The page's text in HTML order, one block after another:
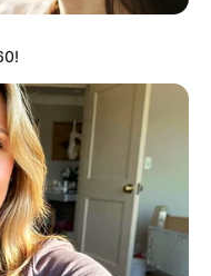
SİYASƏT
qaydalar
təsir
0